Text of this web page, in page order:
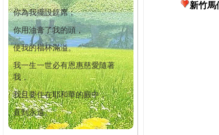
你為我擺設筵席；
你用油膏了我的頭，
使我的福杯滿溢。
我一生一世必有恩惠慈愛隨著
我，
我且要住在耶和華的殿中，
直到永遠。
新竹馬